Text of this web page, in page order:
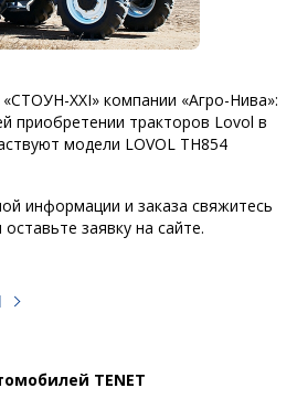
XXI» компании «Агро-Нива»:
приобретении тракторов Lovol в
модели LOVOL TH854
информации и заказа свяжитесь
заявку на сайте.
TENET